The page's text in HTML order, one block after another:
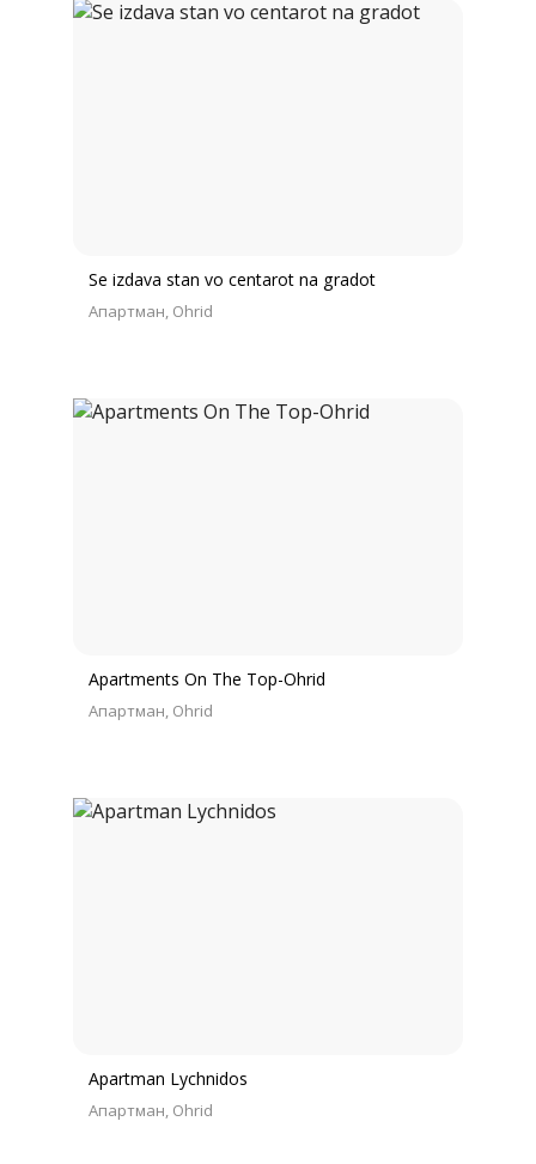
Se izdava stan vo centarot na gradot
Апартман Ohrid
Apartments On The Top-Ohrid
Апартман Ohrid
Apartman Lychnidos
Апартман Ohrid